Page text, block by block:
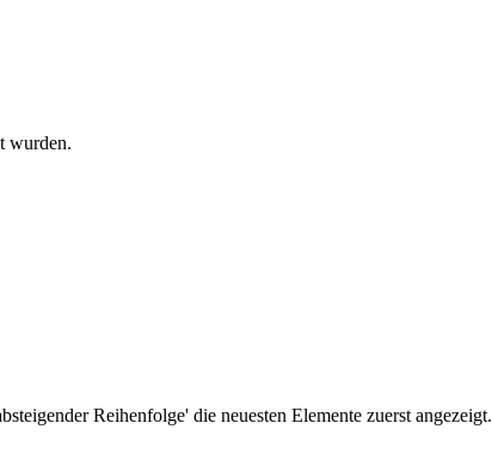
wurden.
Reihenfolge' die neuesten Elemente zuerst angezeigt.